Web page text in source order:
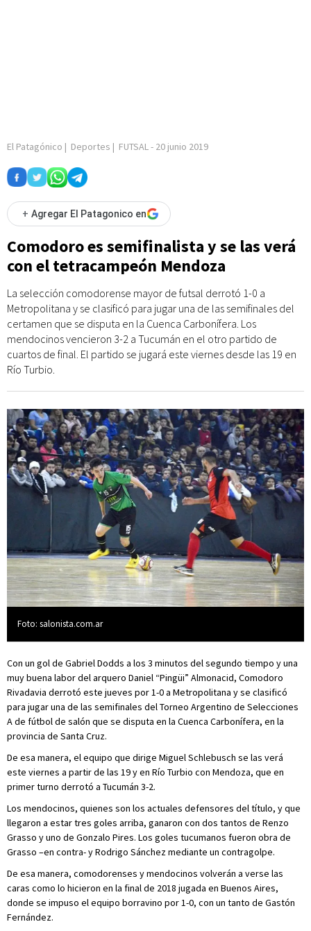
El Patagónico | Deportes | FUTSAL- 20 junio 2019
+ Agregar El Patagonico en
Comodoro es semifinalista y se las verá
con el tetracampeón Mendoza
La selección comodorense mayor de futsal derrotó 1-0 a
Metropolitana y se clasificó para jugar una de las semifinales del
certamen que se disputa en la Cuenca Carbonífera. Los
mendocinos vencieron 3-2 a Tucumán en el otro partido de
cuartos de final. El partido se jugará este viernes desde las 19 en
Río Turbio.
Foto: salonista.com.ar
Con un gol de Gabriel Dodds a los 3 minutos del segundo tiempo y una
muy buena labor del arquero Daniel “Pingüi” Almonacid, Comodoro
Rivadavia derrotó este jueves por 1-0 a Metropolitana y se clasificó
para jugar una de las semifinales del Torneo Argentino de Selecciones
A de fútbol de salón que se disputa en la Cuenca Carbonífera, en la
provincia de Santa Cruz.
De esa manera, el equipo que dirige Miguel Schlebusch se las verá
este viernes a partir de las 19 y en Río Turbio con Mendoza, que en
primer turno derrotó a Tucumán 3-2.
Los mendocinos, quienes son los actuales defensores del título, y que
llegaron a estar tres goles arriba, ganaron con dos tantos de Renzo
Grasso y uno de Gonzalo Pires. Los goles tucumanos fueron obra de
Grasso –en contra- y Rodrigo Sánchez mediante un contragolpe.
De esa manera, comodorenses y mendocinos volverán a verse las
caras como lo hicieron en la final de 2018 jugada en Buenos Aires,
donde se impuso el equipo borravino por 1-0, con un tanto de Gastón
Fernández.